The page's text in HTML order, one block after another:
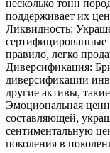
несколько тонн
поддерживает их
Ликвидность:
сертифицированные
правило, легко
Диверсификация:
диверсификации
другие активы,
Эмоциональная
составляющей,
сентиментальную
поколения в